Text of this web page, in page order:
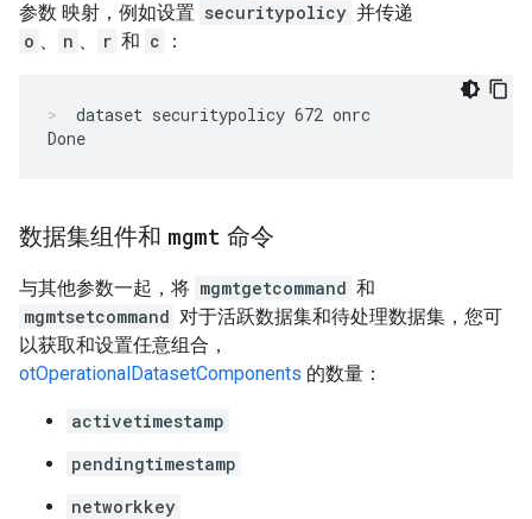
参数 映射，例如设置 securitypolicy 并传递
o 、 n 、 r 和 c ：
dataset securitypolicy 672 onrc
数据集组件和 mgmt 命令
与其他参数一起，将 mgmtgetcommand 和
mgmtsetcommand 对于活跃数据集和待处理数据集，您可
以获取和设置任意组合，
otOperationalDatasetComponents 的数量：
activetimestamp
pendingtimestamp
networkkey